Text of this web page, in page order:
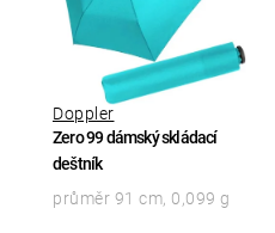
Zero 99 dámský skládací
deštník
Doppler
průměr 91 cm, 0,099 g